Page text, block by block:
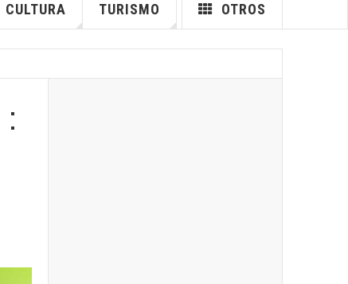
CULTURA TURISMO OTROS